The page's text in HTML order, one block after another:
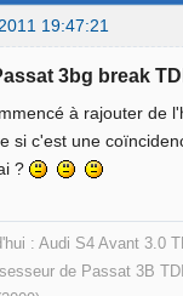
19:47:21
3bg break
à rajouter de
si c'est une
?
: Audi S4 Avant 3.0
de Passat 3B